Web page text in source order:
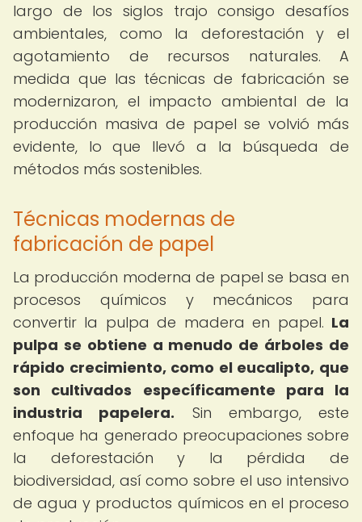
largo de los siglos trajo consigo desafíos
ambientales, como la deforestación y el
agotamiento de recursos naturales. A
medida que las técnicas de fabricación se
modernizaron, el impacto ambiental de la
producción masiva de papel se volvió más
evidente, lo que llevó a la búsqueda de
métodos más sostenibles.
Técnicas modernas de
fabricación de papel
La producción moderna de papel se basa en
procesos químicos y mecánicos para
convertir la pulpa de madera en papel. La
pulpa se obtiene a menudo de árboles de
rápido crecimiento, como el eucalipto, que
son cultivados específicamente para la
industria papelera. Sin embargo, este
enfoque ha generado preocupaciones sobre
la deforestación y la pérdida de
biodiversidad, así como sobre el uso intensivo
de agua y productos químicos en el proceso